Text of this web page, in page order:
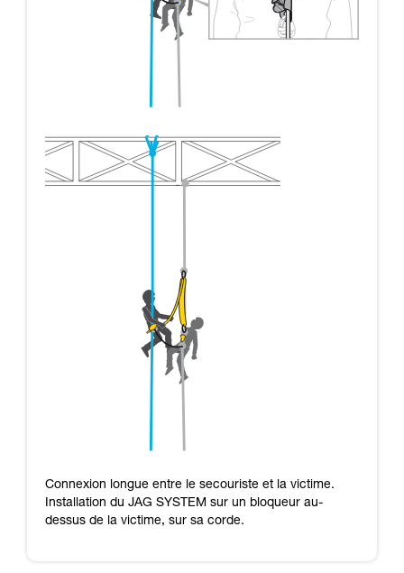
Connexion longue entre le secouriste et la victime.
Installation du JAG SYSTEM sur un bloqueur au-
dessus de la victime, sur sa corde.